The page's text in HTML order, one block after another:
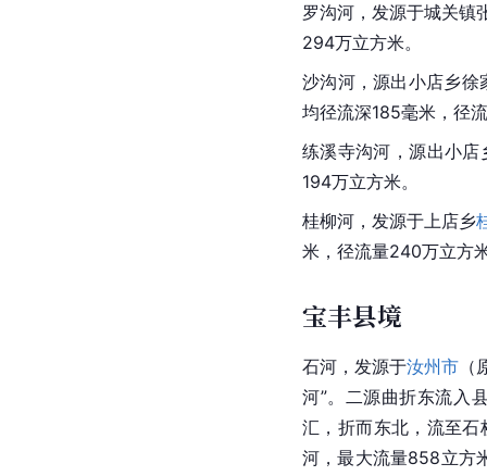
罗沟河，发源于城关镇
294万立方米。
沙沟河，源出小店乡徐
均径流深185毫米，径
练溪寺沟河，源出小
194万立方米。
桂柳河，发源于上店乡
米，径流量240万立方
宝丰县境
石河，发源于汝州市 （
河”。二源曲折东流入
汇，折而东北，流至石
河，最大流量858立方